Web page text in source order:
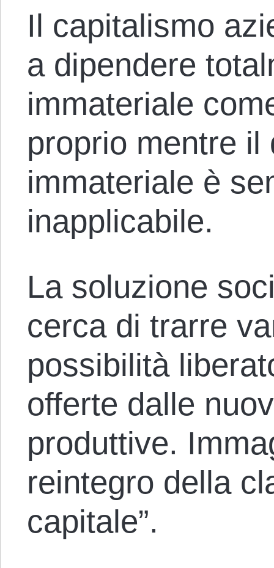
Il capitalismo
a dipendere
immateriale
proprio mentre
immateriale è
inapplicabile.
La soluzione
cerca di trarre
possibilità
offerte dalle
produttive.
reintegro della
capitale”.